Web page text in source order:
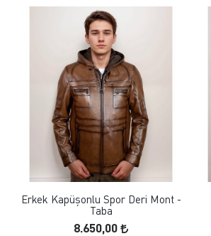
FAVORILERE EKLE
ÜRÜN İNCELE
Erkek Kapüşonlu Spor Deri Mont -
Taba
8.650,00